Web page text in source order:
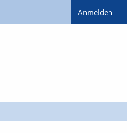
Anmelden